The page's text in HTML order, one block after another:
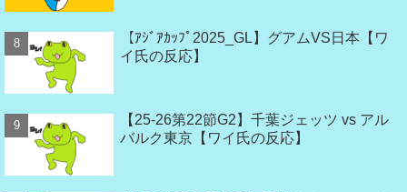
【ｱｼﾞｱｶｯﾌﾟ2025_GL】グアムVS日本【ワ
イ氏の反応】
【25-26第22節G2】千葉ジェッツ vs アル
バルク東京【ワイ氏の反応】